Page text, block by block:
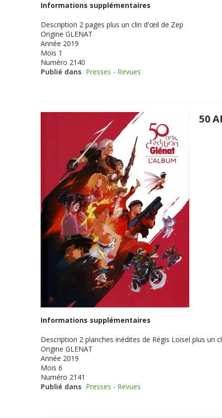
Informations supplémentaires
Description 2 pages plus un clin d'œil de Zep
Origine GLENAT
Année 2019
Mois 1
Numéro 2140
Publié dans Presses - Revues
50
Informations supplémentaires
Description 2 planches inédites de Régis Loisel plus
Origine GLENAT
Année 2019
Mois 6
Numéro 2141
Publié dans Presses - Revues